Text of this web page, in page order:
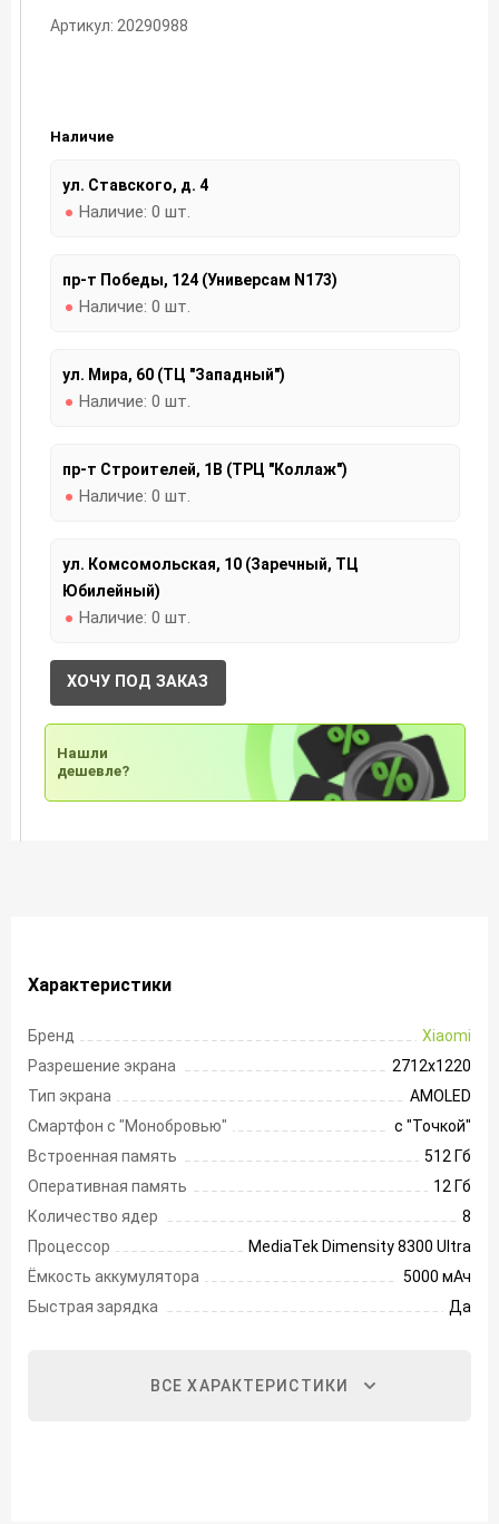
Артикул: 20290988
Наличие
ул. Ставского, д. 4
Наличие: 0 шт.
пр-т Победы, 124 (Универсам N173)
Наличие: 0 шт.
ул. Мира, 60 (ТЦ "Западный")
Наличие: 0 шт.
пр-т Строителей, 1В (ТРЦ "Коллаж")
Наличие: 0 шт.
ул. Комсомольская, 10 (Заречный, ТЦ
Юбилейный)
Наличие: 0 шт.
ХОЧУ ПОД ЗАКАЗ
Нашли
дешевле?
Характеристики
Бренд
Xiaomi
Разрешение экрана
2712х1220
Тип экрана
AMOLED
Смартфон с "Монобровью"
с "Точкой"
Встроенная память
512 Гб
Оперативная память
12 Гб
Количество ядер
8
Процессор
MediaTek Dimensity 8300 Ultra
Ёмкость аккумулятора
5000 мАч
Быстрая зарядка
Да
ВСЕ ХАРАКТЕРИСТИКИ